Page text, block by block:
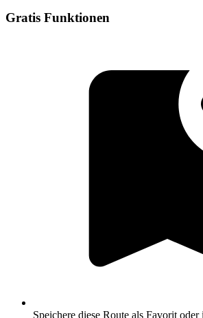
Gratis Funktionen
Speichere diese Route als Favorit